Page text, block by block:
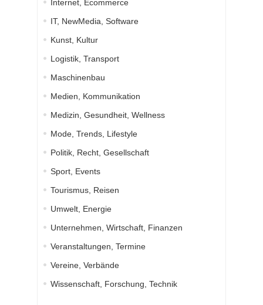
Internet, Ecommerce
IT, NewMedia, Software
Kunst, Kultur
Logistik, Transport
Maschinenbau
Medien, Kommunikation
Medizin, Gesundheit, Wellness
Mode, Trends, Lifestyle
Politik, Recht, Gesellschaft
Sport, Events
Tourismus, Reisen
Umwelt, Energie
Unternehmen, Wirtschaft, Finanzen
Veranstaltungen, Termine
Vereine, Verbände
Wissenschaft, Forschung, Technik